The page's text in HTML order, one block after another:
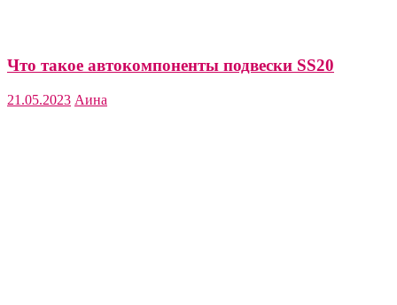
Что такое автокомпоненты подвески SS20
21.05.2023 Аина